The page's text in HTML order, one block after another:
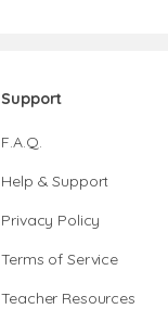
Support
F.A.Q.
Help & Support
Privacy Policy
Terms of Service
Teacher Resources